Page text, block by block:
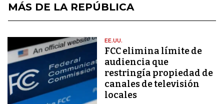
MÁS DE LA REPÚBLICA
EE.UU.
FCC elimina límite de
audiencia que
restringía propiedad de
canales de televisión
locales